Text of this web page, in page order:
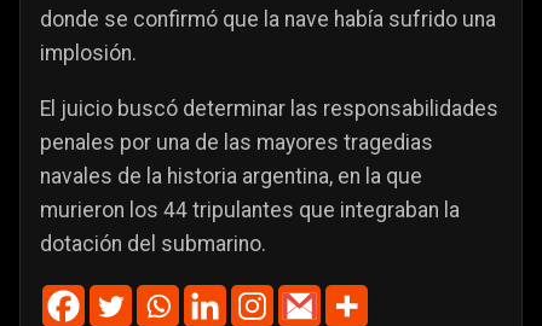
donde se confirmó que la nave había sufrido una
implosión.
El juicio buscó determinar las responsabilidades
penales por una de las mayores tragedias
navales de la historia argentina, en la que
murieron los 44 tripulantes que integraban la
dotación del submarino.